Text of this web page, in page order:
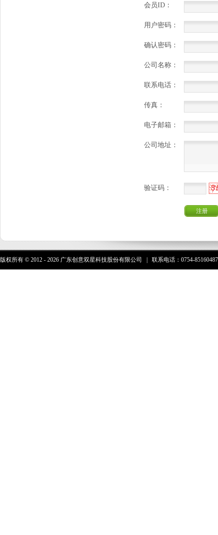
会员ID：
用户密码：
确认密码：
公司名称：
联系电话：
传真：
电子邮箱：
公司地址：
验证码：
注册
版权所有 © 2012 - 2026 广东创意双星科技股份有限公司 | 联系电话：0754-